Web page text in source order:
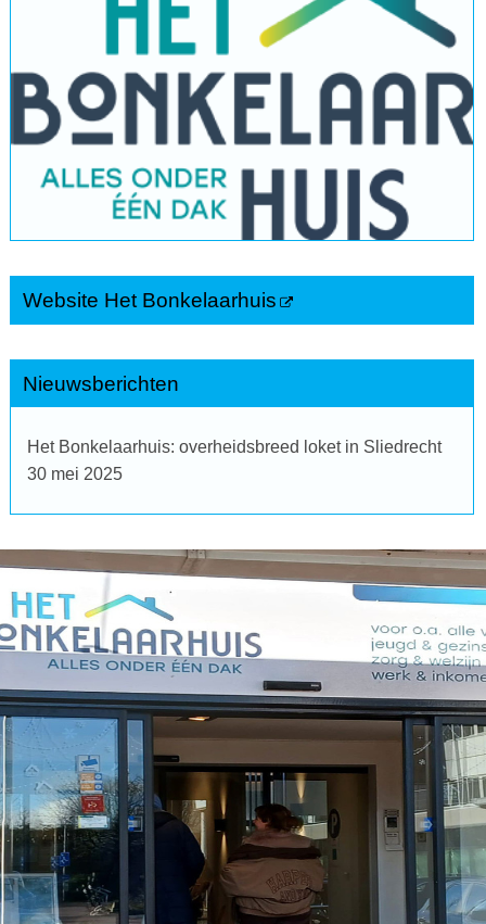
Website Het Bonkelaarhuis
Nieuwsberichten
Het Bonkelaarhuis: overheidsbreed loket in Sliedrecht
30 mei 2025